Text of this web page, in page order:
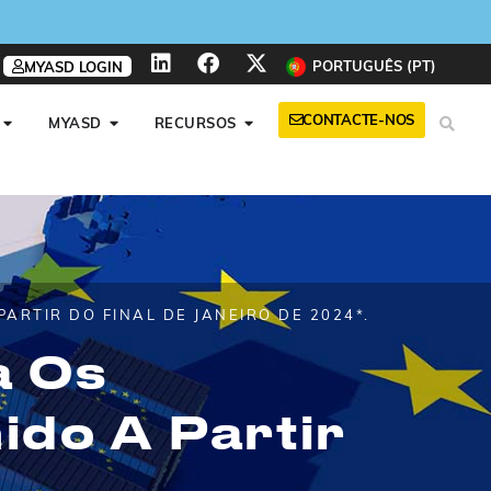
MYASD LOGIN PORTUGUÊS (PT)
MYASD RECURSOS CONTACTE-NOS
DO FINAL DE JANEIRO DE 2024*.
Os
A Partir